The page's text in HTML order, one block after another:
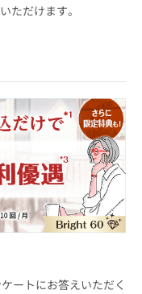
ただけます。
ートにお答えいただく